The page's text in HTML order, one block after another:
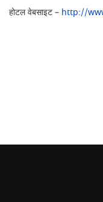
होटल वेबसाइट – http://